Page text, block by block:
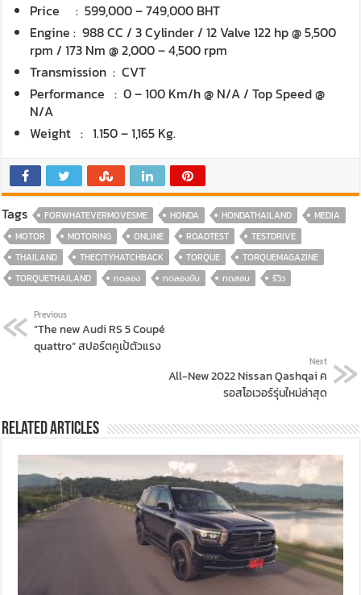
Price : 599,000 – 749,000 BHT
Engine : 988 CC / 3 Cylinder / 12 Valve 122 hp @ 5,500
rpm / 173 Nm @ 2,000 – 4,500 rpm
Transmission : CVT
Performance : 0 – 100 Km/h @ N/A / Top Speed @
N/A
Weight : 1.150 – 1,165 Kg.
Tags FORWHATEVERMOVESME HONDA HONDATHAILAND
MEDIA
MOTOR
MOTORING ONLINE ROADTEST
TESTDRIVE
THAILAND
THECITYHATCHBACK TORQUE
TORQUEMAGAZINE
TORQUETHAILAND
ทดลอง ทดลองขับ ทดสอบ รีวิว
Previous
“The new Audi RS 5 Coupé
quattro” สปอร์ตคูเป้ตัวแรง
Next
All-New 2022 Nissan Qashqai ค
รอสโอเวอร์รุ่นใหม่ล่าสุด
Related Articles